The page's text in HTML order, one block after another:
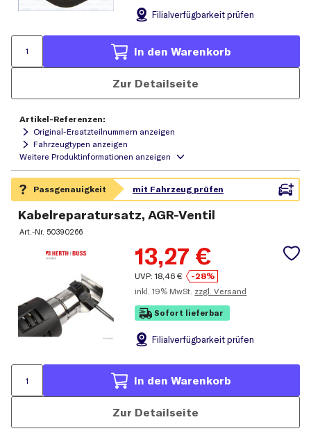
Filialverfügbarkeit prüfen
In den Warenkorb
Zur Detailseite
Artikel-Referenzen:
Original-Ersatzteilnummern anzeigen
Fahrzeugtypen anzeigen
Kabelreparatursatz, AGR-Ventil
Art.-Nr. 50390266
13,27 €
UVP:18,46 €
-28%
inkl. 19% MwSt. zzgl. Versand
Sofort lieferbar
Filialverfügbarkeit prüfen
In den Warenkorb
Zur Detailseite